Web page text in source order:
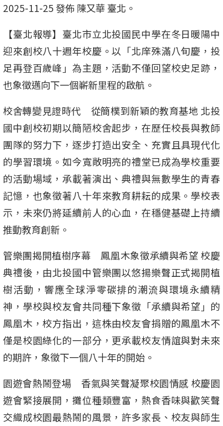
2025-11-25 發佈 陳又華 臺北。
【臺北報導】臺北市立北投國民中學在冬日暖陽中
迎來創校八十週年校慶。以「北庠殊滿八旬慶，投
足再登百歲峰」為主題，活動不僅回望校史足跡，
也象徵邁向下一個嶄新里程的啟航。
校舍轉變見證時代 從簡樸到新穎的教育基地 北投
國中創校初期以簡陋校舍起步，在歷任校長與教師
團隊的努力下，逐步打造出安全、充實且具現代化
的學習環境。如今寬敞明亮的禮堂已成為學校重要
的活動場域，承載著演出、典禮與無數學生的青春
記憶，也象徵著八十年來教育耕耘的成果。學校表
示，未來仍將延續前人的心血，在穩健基礎上持續
推動教育創新。
管樂團揭開植樹序幕 鳳凰木象徵承續與希望 校慶
典禮後，由北投國中管樂團以悠揚樂聲正式揭開植
樹活動，響應全球淨零碳排的潮流與環境永續精
神，學校與校友會共同種下象徵「承續與希望」的
鳳凰木，校方指出，這株由校友會捐贈的鳳凰木不
僅是校園綠化的一部分，更承載校友情誼與對未來
的期許，象徵下一個八十年的開始。
園遊會熱鬧登場 香氣與笑聲凝聚校園情感 校慶園
遊會緊接展開，攤位種類豐富，熱食香味與歡笑聲
交織成校園最熱鬧的風景，許多家長、校友與師生